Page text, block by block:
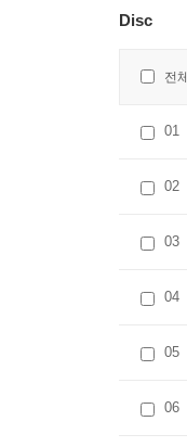
Disc
전체
01
02
03
04
05
06